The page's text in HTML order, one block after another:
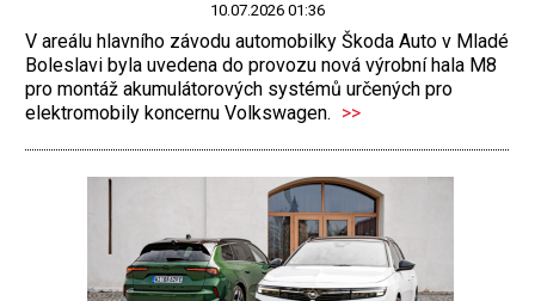
10.07.2026 01:36
V areálu hlavního závodu automobilky Škoda Auto v Mladé
Boleslavi byla uvedena do provozu nová výrobní hala M8
pro montáž akumulátorových systémů určených pro
elektromobily koncernu Volkswagen. >>